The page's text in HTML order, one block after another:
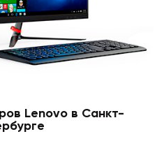
Lenovo в Санкт-